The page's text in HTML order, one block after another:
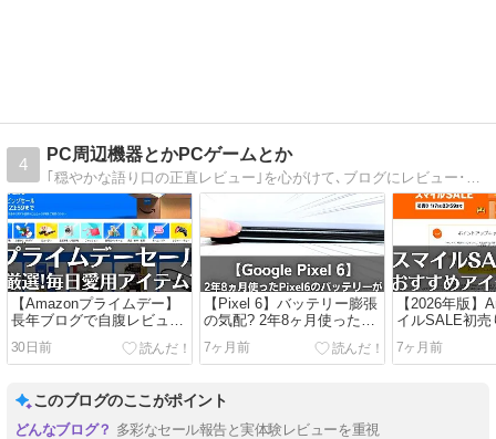
4
PC周辺機器とかPCゲームとか
｢穏やかな語り口の正直レビュー｣を心がけて､ブログにレビュー･感想を書いています｡
【Amazonプライムデー】
長年ブログで自腹レビュー
している私が毎日愛用する
アイテム7選
30日前
【Pixel 6】バッテリー膨張
の気配? 2年8ヶ月使ったス
マホの｢異変｣｡修理するか､
買い換えるか…
7ヶ月前
【2026年版】
イルSALE初売
メのアイテム
解説あり】
7ヶ月前
このブログのここがポイント
多彩なセール報告と実体験レビューを重視